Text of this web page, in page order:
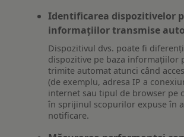
Identificarea dispozitivelor
informațiilor transmise
Dispozitivul dvs. poate fi
dispozitive pe baza informațiilor
trimite automat atunci când
(de exemplu, adresa IP a
internet sau tipul de browser pe
în sprijinul scopurilor expuse în
notificare.